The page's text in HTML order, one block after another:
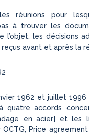
pour
à trouver les
l’objet, les décisions
avant et après la
1962 et juillet
accords
en acier] et les
Price